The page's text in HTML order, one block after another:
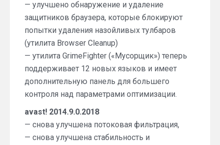
— улучшено обнаружение и удаление
защитников браузера, которые блокируют
попытки удаления назойливых тулбаров
(утилита Browser Cleanup)
— утилита GrimeFighter («Мусорщик») теперь
поддерживает 12 новых языков и имеет
дополнительную панель для большего
контроля над параметрами оптимизации.
avast! 2014.9.0.2018
— снова улучшена потоковая фильтрация,
— снова улучшена стабильность и